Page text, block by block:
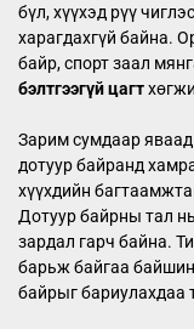
бүл, хүүхэд рүү
харагдахгүй байна.
байр, спорт заал
бэлтгээгүй цагт
Зарим сумдаар
дотуур байранд
хүүхдийн
Дотуур байрны тал
зардал гарч байна.
барьж байгаа байшин
байрыг бариулахдаа